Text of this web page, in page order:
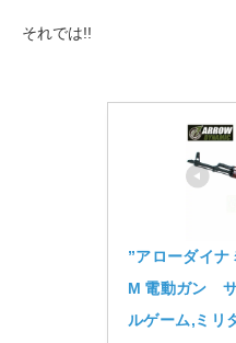
それでは!!
”アローダイ
M 電動ガン　
ルゲーム,ミリ